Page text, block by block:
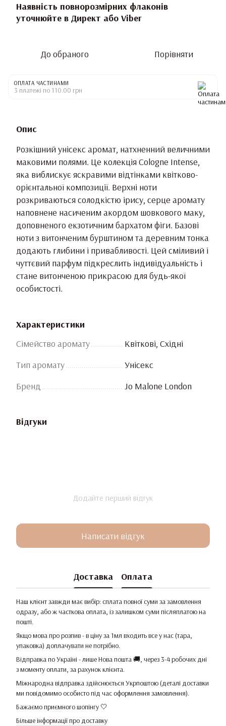
Наявність повнорозмірних флаконів
уточнюйте в Директ або Viber
До обраного Порівняти
ОПЛАТА ЧАСТИНАМИ
3 платежі по 110.00 грн
Опис
Розкішний унісекс аромат, натхненний величними
маковими полями. Це колекція Cologne Intense,
яка виблискує яскравими відтінками квітково-
орієнтальної композиції. Верхні ноти
розкриваються солодкістю ірису, серце аромату
наповнене насиченим акордом шовкового маку,
доповненого екзотичним бархатом фіги. Базові
ноти з витонченим бурштином та деревним тонка
додають глибини і привабливості. Цей сміливий і
чуттєвий парфум підкреслить індивідуальність і
стане витонченою прикрасою для будь-якої
особистості.
Характеристики
Сімейство аромату
Квіткові, Східні
Тип аромату
Унісекс
Бренд
Jo Malone London
Відгуки
Додайте перший відгук
Написати відгук
Доставка Оплата
Наш клієнт завжди має вибір: сплата повної суми за замовлення
одразу, або ж часткова оплата, із залишком суми післяплатою на
пошті.
Якщо мова про розпив - в ціну за 1мл входить все у нас (тара,
упаковка) доплачувати не потрібно.
Відправка по Україні - лише Нова пошта 🚚, через 3-4 робочих дні
з моменту оплати, за рахунок клієнта.
Міжнародна відправка здійснюється Укрпоштою (деталі доставки
ми повідомимо особисто під час оформлення замовлення).
Бажаємо приємного шопінгу 🤍
Більше інформації про доставку